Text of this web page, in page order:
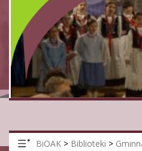
BiOAK > Biblioteki >